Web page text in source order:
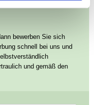
bewerben Sie sich
schnell bei uns und
und gemäß den